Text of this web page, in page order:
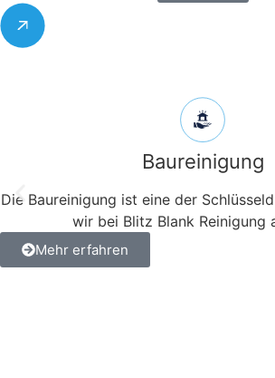
Baureinigung
Die Baureinigung ist eine der
wir bei Blitz Blank Reinigung
Mehr erfahren